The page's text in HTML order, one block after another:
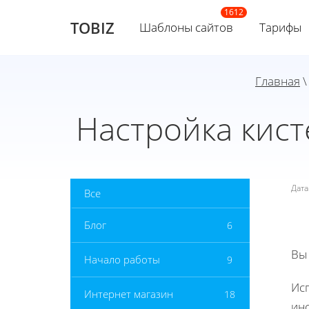
TOBIZ Шаблоны сайтов Тарифы
Главная \
Настройка
Все
Блог 6
Начало работы 9
Интернет магазин 18
Вы